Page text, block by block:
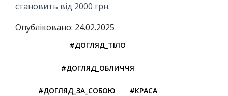
становить від 2000 грн.
Опубліковано: 24.02.2025
#ДОГЛЯД_ТІЛО
#ДОГЛЯД_ОБЛИЧЧЯ
#ДОГЛЯД_ЗА_СОБОЮ #КРАСА